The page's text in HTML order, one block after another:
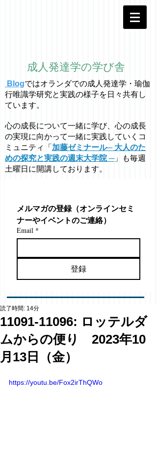
成人発達学の学び舎
Blogではオラ ンダでの成人発達学・ 瑜伽
行唯識学研究と実践の様子を日々共有し
ています。
心の成長について一緒に学び、心の成長
の実現に向かって一緒に実践していくコ
ミュニティ「 加藤ゼミナール─ 大人のた
めの探究と実践の週末大学院 ─」も毎週
土曜日に開講しております。
メルマガの登録（オンラインセミ
ナーやイベントのご連絡）
Email *
登録
11091-11096: ロッテルダ
ムからの便り 2023年10
月13日（金）
読了時間: 14分
https://youtu.be/Fox2irThQWo